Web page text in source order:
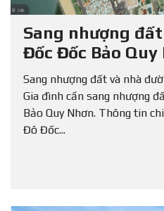
Sang nhượng
Đốc Đốc Bảo Quy
Sang nhượng đất và nhà
Gia đình cần sang nhượng
Bảo Quy Nhơn. Thông tin
Đô Đốc...